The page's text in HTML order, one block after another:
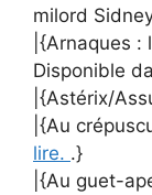
milord
|{Arnaques
Disponible
|{Astérix/
|{Au
lire. .}
|{Au guet-